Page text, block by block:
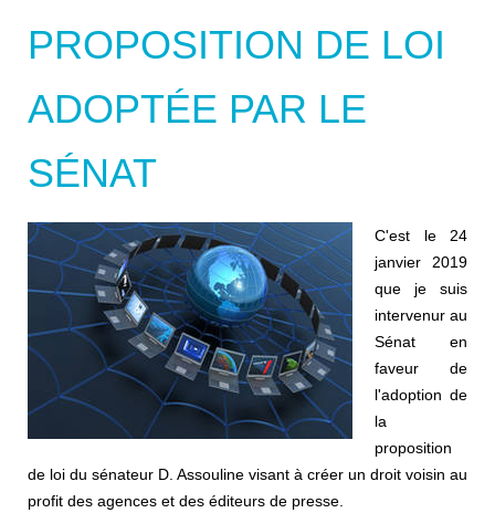
PROPOSITION DE LOI
ADOPTÉE PAR LE
SÉNAT
C'est le 24
janvier 2019
que je suis
intervenur au
Sénat en
faveur de
l'adoption de
la
proposition
de loi du sénateur D. Assouline visant à créer un droit voisin au
profit des agences et des éditeurs de presse.